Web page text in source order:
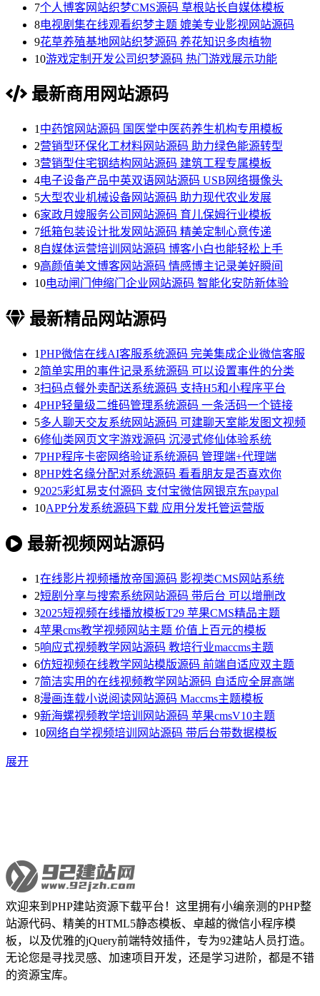
7个人博客网站织梦CMS源码 草根站长自媒体模板
8电视剧集在线观看织梦主题 媲美专业影视网站源码
9花草养殖基地网站织梦源码 养花知识多肉植物
10游戏定制开发公司织梦源码 热门游戏展示功能
最新商用网站源码
1 中药馆网站源码 国医堂中医药养生机构专用模板
2营销型环保化工材料网站源码 助力绿色能源转型
3营销型住宅钢结构网站源码 建筑工程专属模板
4电子设备产品中英双语网站源码 USB网络摄像头
5大型农业机械设备网站源码 助力现代农业发展
6家政月嫂服务公司网站源码 育儿保姆行业模板
7纸箱包装设计批发网站源码 精美定制心意传递
8自媒体运营培训网站源码 博客小白也能轻松上手
9高颜值美文博客网站源码 情感博主记录美好瞬间
10电动闸门伸缩门企业网站源码 智能化安防新体验
最新精品网站源码
1PHP微信在线AI客服系统源码 完美集成企业微信客服
2简单实用的事件记录系统源码 可以设置事件的分类
3扫码点餐外卖配送系统源码 支持H5和小程序平台
4PHP轻量级二维码管理系统源码 一条活码一个链接
5多人聊天交友系统网站源码 可建聊天室能发图文视频
6修仙类网页文字游戏源码 沉浸式修仙体验系统
7PHP程序卡密网络验证系统源码 管理端+代理端
8PHP姓名缘分配对系统源码 看看朋友是否喜欢你
92025彩虹易支付源码 支付宝微信网银京东paypal
10APP分发系统源码下载 应用分发托管运营版
最新视频网站源码
1在线影片视频播放帝国源码 影视类CMS网站系统
2短剧分享与搜索系统网站源码 带后台 可以增删改
32025短视频在线播放模板T29 苹果CMS精品主题
4苹果cms教学视频网站主题 价值上百元的模板
5响应式视频教学网站源码 教培行业maccms主题
6仿短视频在线教学网站模版源码 前端自适应双主题
7简洁实用的在线视频教学网站源码 自适应全屏高端
8漫画连载小说阅读网站源码 Maccms主题模板
9新海螺视频教学培训网站源码 苹果cmsV10主题
10网络自学视频培训网站源码 带后台带数据模板
展开
欢迎来到PHP建站资源下载平台！这里拥有小编亲测的PHP整
站源代码、精美的HTML5静态模板、卓越的微信小程序模
板，以及优雅的jQuery前端特效插件，专为92建站人员打造。
无论您是寻找灵感、加速项目开发，还是学习进阶，都是不错
的资源宝库。